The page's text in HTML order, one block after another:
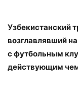
Узбекистанский
возглавлявший
с футбольным
действующим